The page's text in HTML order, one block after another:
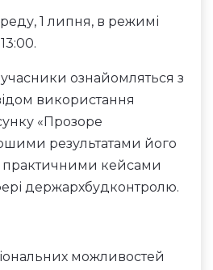
1 липня, в режимі
ознайомляться з
використання
«Прозоре
результатами його
практичними кейсами
держархбудконтролю.
можливостей